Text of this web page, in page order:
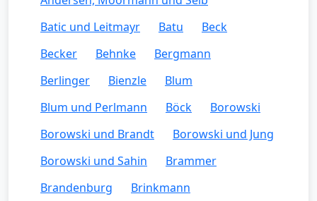
Batic und Leitmayr
Batu
Beck
Becker
Behnke
Bergmann
Berlinger
Bienzle
Blum
Blum und Perlmann
Böck
Borowski
Borowski und Brandt
Borowski und Jung
Borowski und Sahin
Brammer
Brandenburg
Brinkmann